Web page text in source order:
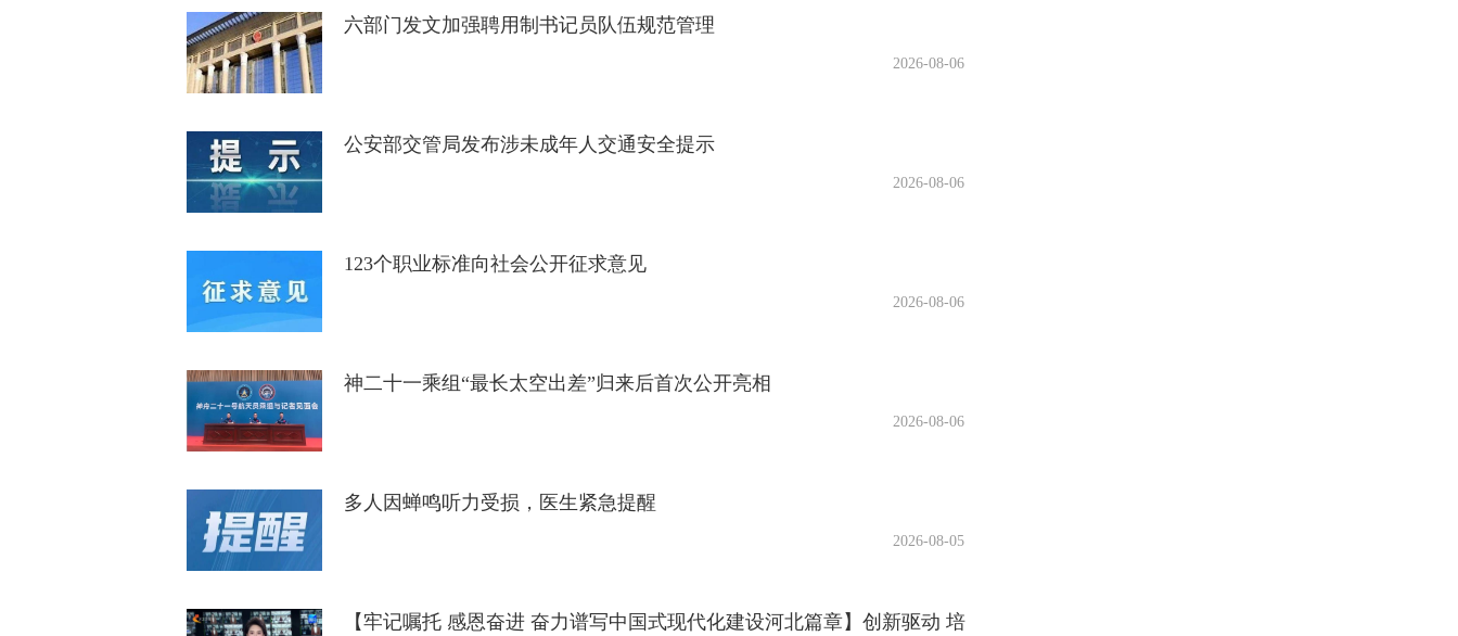
六部门发文加强聘用制书记员队伍规范管理
2026-08-06
公安部交管局发布涉未成年人交通安全提示
2026-08-06
123个职业标准向社会公开征求意见
2026-08-06
神二十一乘组“最长太空出差”归来后首次公开亮相
2026-08-06
多人因蝉鸣听力受损，医生紧急提醒
2026-08-05
【牢记嘱托 感恩奋进 奋力谱写中国式现代化建设河北篇章】创新驱动 培